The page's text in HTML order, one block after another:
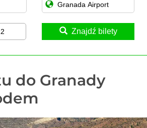
Znajdź bilety
do Granady